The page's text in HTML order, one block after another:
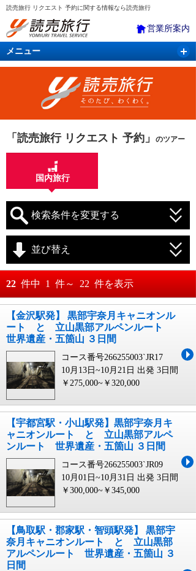
読売旅行 リクエスト 予約に関する情報なら読売旅行
営業所案内
メニュー
国内旅行 バスツアー 海外旅行
「読売旅行 リクエスト 予約」 のツアー
国内旅行
検索条件を変更する
月 日～
月
並び替え
おすすめ順
料金が安い順
料金が高い順
22 件中 1 件～ 22 件を表示
【金沢駅発】 黒部宇奈月キャニオンル
ート と 立山黒部アルペンルート
世界遺産・五箇山 ３日間
コース番号266255003`JR17
10月13日~10月21日 出発 3日間
￥275,000~￥320,000
【宇都宮駅・小山駅発】黒部宇奈月キ
ャニオンルート と 立山黒部アルペ
ンルート 世界遺産・五箇山 ３日間
コース番号266255003`JR09
10月01日~10月31日 出発 3日間
￥300,000~￥345,000
【鳥取駅・郡家駅・智頭駅発】 黒部宇
奈月キャニオンルート と 立山黒部
アルペンルート 世界遺産・五箇山 ３
日間